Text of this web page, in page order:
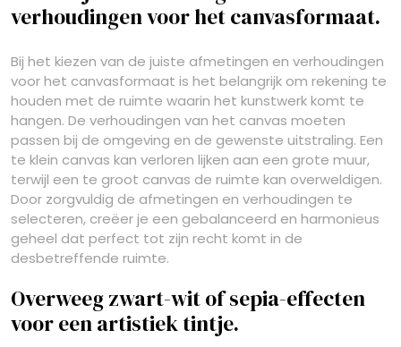
verhoudingen voor het canvasformaat.
Bij het kiezen van de juiste afmetingen en verhoudingen
voor het canvasformaat is het belangrijk om rekening te
houden met de ruimte waarin het kunstwerk komt te
hangen. De verhoudingen van het canvas moeten
passen bij de omgeving en de gewenste uitstraling. Een
te klein canvas kan verloren lijken aan een grote muur,
terwijl een te groot canvas de ruimte kan overweldigen.
Door zorgvuldig de afmetingen en verhoudingen te
selecteren, creëer je een gebalanceerd en harmonieus
geheel dat perfect tot zijn recht komt in de
desbetreffende ruimte.
Overweeg zwart-wit of sepia-effecten
voor een artistiek tintje.